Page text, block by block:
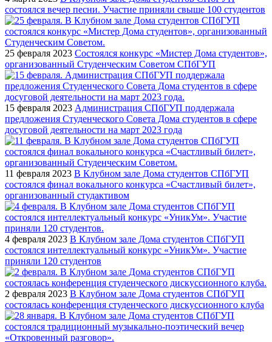
состоялся вечер песни. Участие приняли свыше 100 студентов
25 февраля 2023 Состоялся конкурс «Мистер Дома студентов»,
организованный Студенческим Советом СПбГУП
15 февраля 2023 Администрация СПбГУП поддержала
предложения Студенческого Совета Дома студентов в сфере
досуговой деятельности на март 2023 года
11 февраля 2023 В Клубном зале Дома студентов СПбГУП
состоялся финал вокального конкурса «Счастливый билет»,
организованный студактивом
4 февраля 2023 В Клубном зале Дома студентов СПбГУП
состоялся интеллектуальный конкурс «УникУм». Участие
приняли 120 студентов
2 февраля 2023 В Клубном зале Дома студентов СПбГУП
состоялась конференция студенческого дискуссионного клуба